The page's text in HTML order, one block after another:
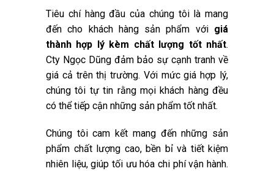
Tiêu chí hàng đầu của chúng tôi là mang
đến cho khách hàng sản phẩm với giá
thành hợp lý kèm chất lượng tốt nhất.
Cty Ngọc Dũng đảm bảo sự cạnh tranh về
giá cả trên thị trường. Với mức giá hợp lý,
chúng tôi tự tin rằng mọi khách hàng đều
có thể tiếp cận những sản phẩm tốt nhất.
Chúng tôi cam kết mang đến những sản
phẩm chất lượng cao, bền bỉ và tiết kiệm
nhiên liệu, giúp tối ưu hóa chi phí vận hành.